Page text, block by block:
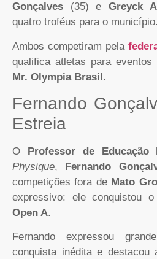
Gonçalves (35) e Greyck
quatro troféus para o município.
Ambos competiram pela
qualifica atletas para
Mr. Olympia Brasil.
Fernando
Estreia
O Professor de Educação
Physique, Fernando
competições fora de Mato
expressivo: ele conquistou o
Open A.
Fernando expressou
conquista inédita e